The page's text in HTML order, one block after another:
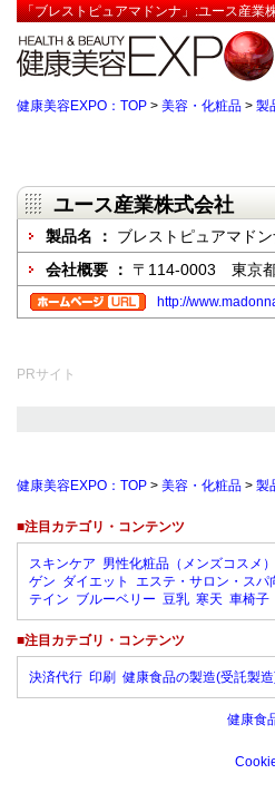
「ブレストピュアマドンナ」:ユース産業
健康美容EXPO：TOP > 美容・化粧品 > 製
ユース産業株式会社
製品名 ： ブレストピュアマドン
会社概要 ： 〒114-0003 東京
http://
PRサイト
健康美容EXPO：TOP > 美容・化粧品 > 製
■注目カテゴリ・コンテンツ
スキンケア 男性化粧品（メンズコスメ）
ゲン ダイエット エステ・サロン・スパ
テイン ブルーベリー 豆乳 寒天 車椅子
■注目カテゴリ・コンテンツ
決済代行 印刷 健康食品の製造(受託製
健康食